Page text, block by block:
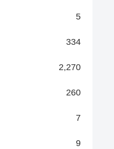
5
334
2,270
260
7
9